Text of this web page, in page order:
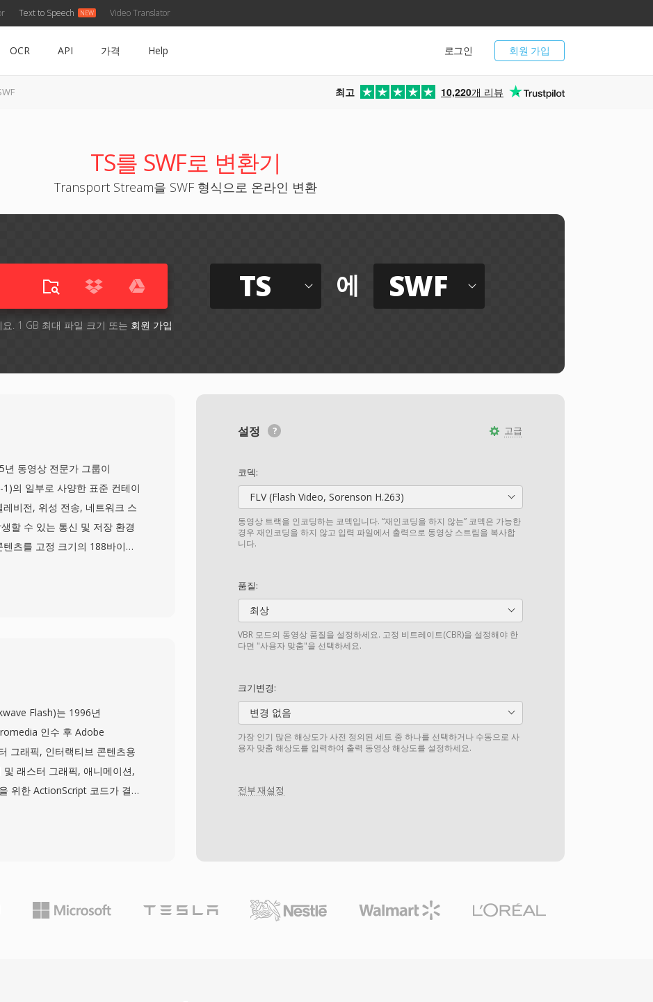
Text to Speech Video Translator
회원 가입
로그인
OCR API 가격 Help
최고 10,220개 리뷰
TS를 SWF로 변환기
Transport Stream을 SWF 형식으로 온라인 변환
. 1 GB 최대 파일 크기 또는 회원 가입
TS 에 SWF
고급
설정
코덱:
FLV (Flash Video, Sorenson H.263)
동영상 트랙을 인코딩하는 코덱입니다. “재인코딩을 하지 않는” 코덱은 가능한
경우 재인코딩을 하지 않고 입력 파일에서 출력으로 동영상 스트림을 복사합
니다.
품질:
최상
VBR 모드의 동영상 품질을 설정하세요. 고정 비트레이트(CBR)을 설정해야 한
다면 "사용자 맞춤"을 선택하세요.
크기변경:
변경 없음
가장 인기 많은 해상도가 사전 정의된 세트 중 하나를 선택하거나 수동으로 사
용자 맞춤 해상도를 입력하여 출력 동영상 해상도를 설정하세요.
전부 재설정
동영상 전문가 그룹이
의 일부로 사양한 표준 컨테이
비전, 위성 전송, 네트워크 스
할 수 있는 통신 및 저장 환경
츠를 고정 크기의 188바이트
류 표시, 스트림 식별 정보가
모든 오디오 및 비디오 코덱
. TS는 DVB, ATSC, ISDB 방
을 활용하는 IPTV 및 OTT
디지털 텔레비전 전달의 근간
범위한 코덱 지원 덕분에 TS는
플로우 모두에서 활용됩니다.
Flash)는 1996년
인수 후 Adobe
그래픽, 인터랙티브 콘텐츠용
래스터 그래픽, 애니메이션,
위한 ActionScript 코드가 결
컴팩트한 바이너리 형식으로
그래픽을 가능하게 하여, 느린
콘텐츠를 실용적으로 만들었습